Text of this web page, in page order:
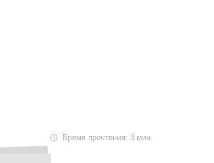
Время прочтения: 3 мин.